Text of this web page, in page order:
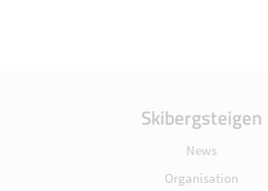
Skibergsteigen
News
Organisation